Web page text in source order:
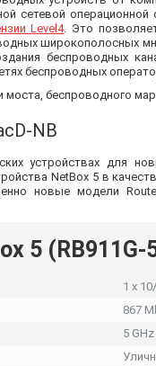
сетевой операционной
Level4. Это
широкополосных
беспроводных
беспроводных
моста, беспроводного
NB
устройствах для
NetBox 5 в
новые модели
5 (RB911G-
1 x
867
5 GHz